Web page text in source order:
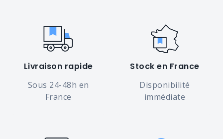
Livraison rapide
Sous 24-48h en
France
Stock en France
Disponibilité
immédiate